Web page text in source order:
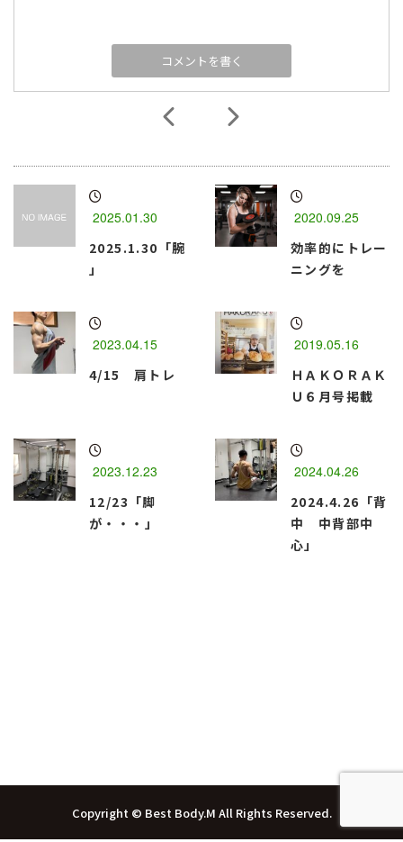
2025.01.30
2025.1.30「腕
」
2020.09.25
効率的にトレー
ニングを
2023.04.15
4/15 肩トレ
2019.05.16
ＨＡＫＯＲＡＫ
Ｕ６月号掲載
2023.12.23
12/23「脚
が・・・」
2024.04.26
2024.4.26「背
中 中背部中
心」
Copyright © Best Body.M All Rights Reserved.